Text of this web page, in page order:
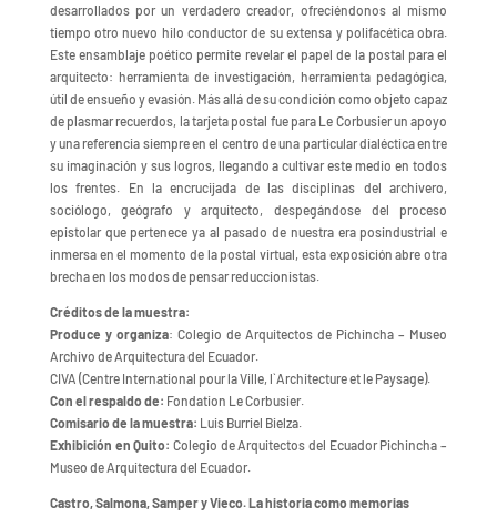
desarrollados por un verdadero creador, ofreciéndonos al mismo
tiempo otro nuevo hilo conductor de su extensa y polifacética obra.
Este ensamblaje poético permite revelar el papel de la postal para el
arquitecto: herramienta de investigación, herramienta pedagógica,
útil de ensueño y evasión. Más allá de su condición como objeto capaz
de plasmar recuerdos, la tarjeta postal fue para Le Corbusier un apoyo
y una referencia siempre en el centro de una particular dialéctica entre
su imaginación y sus logros, llegando a cultivar este medio en todos
los frentes. En la encrucijada de las disciplinas del archivero,
sociólogo, geógrafo y arquitecto, despegándose del proceso
epistolar que pertenece ya al pasado de nuestra era posindustrial e
inmersa en el momento de la postal virtual, esta exposición abre otra
brecha en los modos de pensar reduccionistas.
Créditos de la muestra:
Produce y organiza: Colegio de Arquitectos de Pichincha – Museo
Archivo de Arquitectura del Ecuador.
CIVA (Centre International pour la Ville, l`Architecture et le Paysage).
Con el respaldo de: Fondation Le Corbusier.
Comisario de la muestra: Luis Burriel Bielza.
Exhibición en Quito: Colegio de Arquitectos del Ecuador Pichincha –
Museo de Arquitectura del Ecuador.
Castro, Salmona, Samper y Vieco. La historia como memorias